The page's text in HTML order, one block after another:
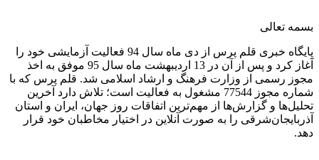
بسمه تعالی
پایگاه خبری قلم پرس از دی ماه سال 94 فعالیت آزمایشی خود را
آغاز کرد و پس از آن در 13 اردیبهشت ماه سال 95 موفق به اخذ
مجوز رسمی از وزارت فرهنگ و ارشاد اسلامی شد. قلم پرس که با
شماره مجوز 77544 مشغول به فعالیت است؛ تلاش دارد آخرین
تحلیل‌ها و گزارش‌ها از مهم‌ترین اتفاقات روز جهان، ایران و استان
آذربایجان‌شرقی را به صورت آنلاین در اختیار مخاطبان خود قرار
دهد.